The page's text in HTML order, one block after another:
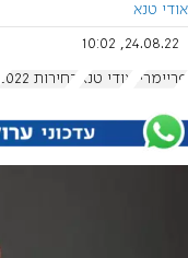
אודי טנא
24.08.22, 10:02
פריימריז אודי טנא בחירות 2022